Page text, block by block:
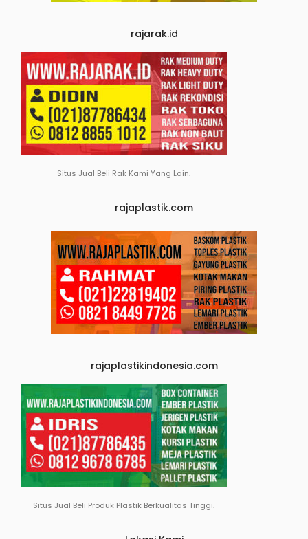
rajarak.id
Situs Jual Beli Rak Kami Yang Lain.
rajaplastik.com
rajaplastikindonesia.com
Situs Jual Beli Produk Plastik Berkualitas Tinggi.